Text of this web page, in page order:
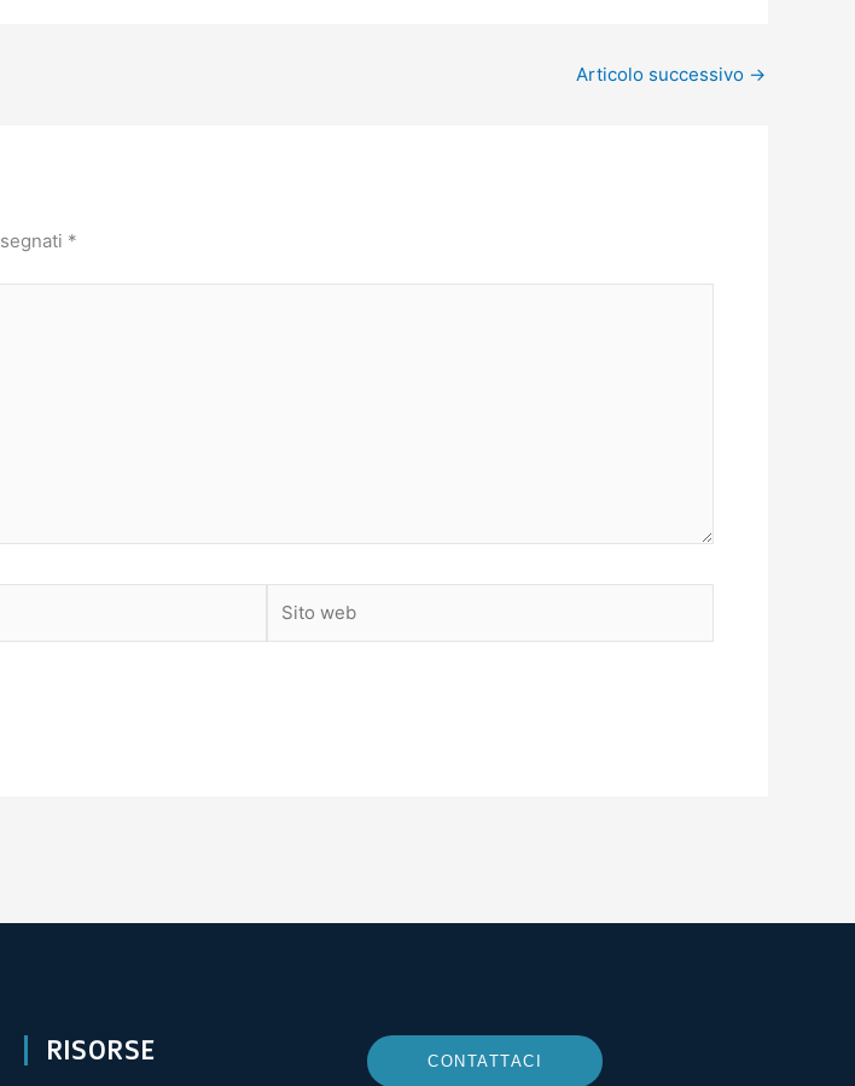
Articolo successivo →
*
web
RISORSE CONTATTACI